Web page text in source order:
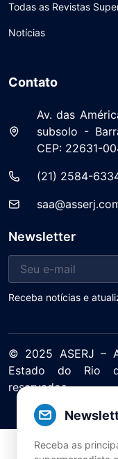
Receba as
Todas as Revistas
Notícias
Contato
Av. das
subsolo -
CEP: 22631-
(21) 2584-
Newsletter
Receba notícias e
© 2025 ASERJ –
Estado do Rio
reservados.
Política de